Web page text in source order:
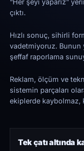
“Her şeyi yaparız”
çıktı.
Hızlı sonuç, sihirli
vadetmiyoruz. Bunun
şeffaf raporlama
Reklam, ölçüm ve
sistemin parçaları
ekiplerde kaybolmaz,
Tek çatı altında